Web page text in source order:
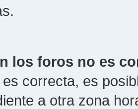
los foros no es
correcta, es
a otra zona